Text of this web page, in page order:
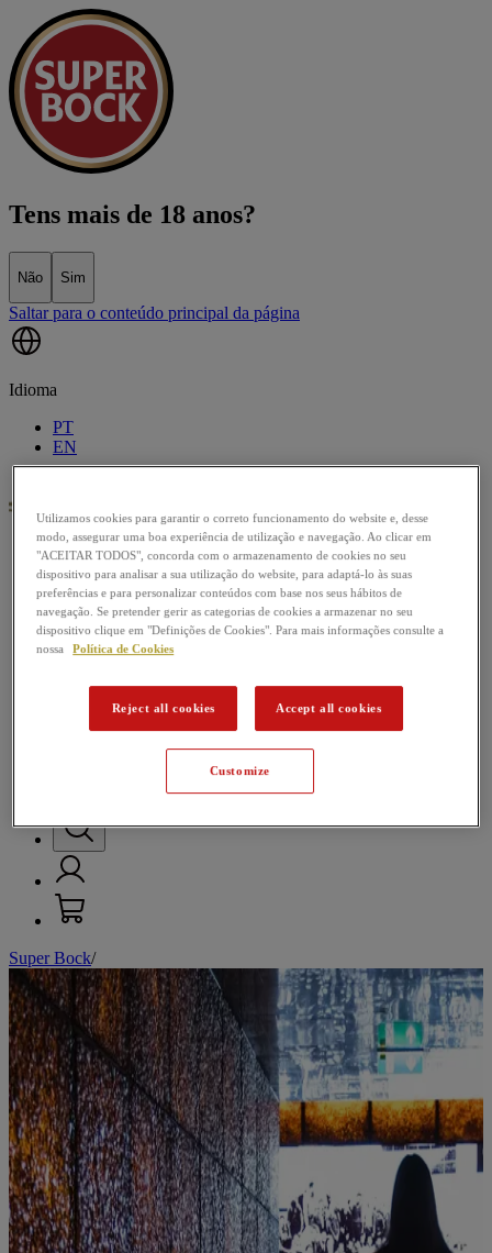
Tens mais de 18 anos?
Não Sim
Saltar para o conteúdo principal da página
Idioma
PT
EN
Nossas cervejas
Passatempos
Música
Super Bock/
Utilizamos cookies para garantir o correto funcionamento do website e, desse
modo, assegurar uma boa experiência de utilização e navegação. Ao clicar em
"ACEITAR TODOS", concorda com o armazenamento de cookies no seu
dispositivo para analisar a sua utilização do website, para adaptá-lo às suas
preferências e para personalizar conteúdos com base nos seus hábitos de
navegação. Se pretender gerir as categorias de cookies a armazenar no seu
dispositivo clique em "Definições de Cookies". Para mais informações consulte a
nossa
Política de Cookies
Reject all cookies Accept all cookies
Customize